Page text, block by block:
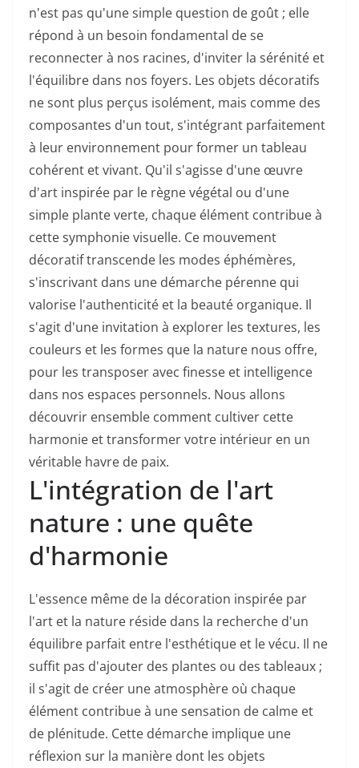
n'est pas qu'une simple question de goût ; elle
répond à un besoin fondamental de se
reconnecter à nos racines, d'inviter la sérénité et
l'équilibre dans nos foyers. Les objets décoratifs
ne sont plus perçus isolément, mais comme des
composantes d'un tout, s'intégrant parfaitement
à leur environnement pour former un tableau
cohérent et vivant. Qu'il s'agisse d'une œuvre
d'art inspirée par le règne végétal ou d'une
simple plante verte, chaque élément contribue à
cette symphonie visuelle. Ce mouvement
décoratif transcende les modes éphémères,
s'inscrivant dans une démarche pérenne qui
valorise l'authenticité et la beauté organique. Il
s'agit d'une invitation à explorer les textures, les
couleurs et les formes que la nature nous offre,
pour les transposer avec finesse et intelligence
dans nos espaces personnels. Nous allons
découvrir ensemble comment cultiver cette
harmonie et transformer votre intérieur en un
véritable havre de paix.
L'intégration de l'art
nature : une quête
d'harmonie
L'essence même de la décoration inspirée par
l'art et la nature réside dans la recherche d'un
équilibre parfait entre l'esthétique et le vécu. Il ne
suffit pas d'ajouter des plantes ou des tableaux ;
il s'agit de créer une atmosphère où chaque
élément contribue à une sensation de calme et
de plénitude. Cette démarche implique une
réflexion sur la manière dont les objets